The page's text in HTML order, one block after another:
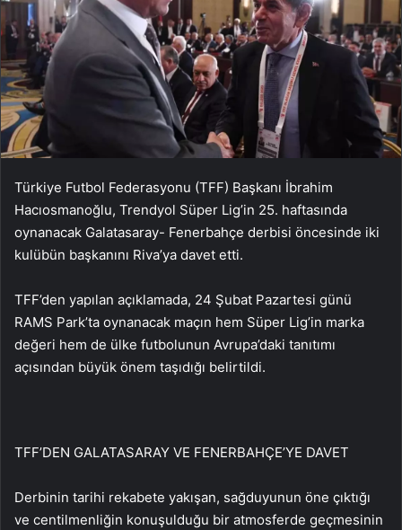
Türkiye Futbol Federasyonu (TFF) Başkanı İbrahim
Hacıosmanoğlu, Trendyol Süper Lig’in 25. haftasında
oynanacak Galatasaray- Fenerbahçe derbisi öncesinde iki
kulübün başkanını Riva’ya davet etti.
TFF’den yapılan açıklamada, 24 Şubat Pazartesi günü
RAMS Park’ta oynanacak maçın hem Süper Lig’in marka
değeri hem de ülke futbolunun Avrupa’daki tanıtımı
açısından büyük önem taşıdığı belirtildi.
TFF’DEN GALATASARAY VE FENERBAHÇE’YE DAVET
Derbinin tarihi rekabete yakışan, sağduyunun öne çıktığı
ve centilmenliğin konuşulduğu bir atmosferde geçmesinin